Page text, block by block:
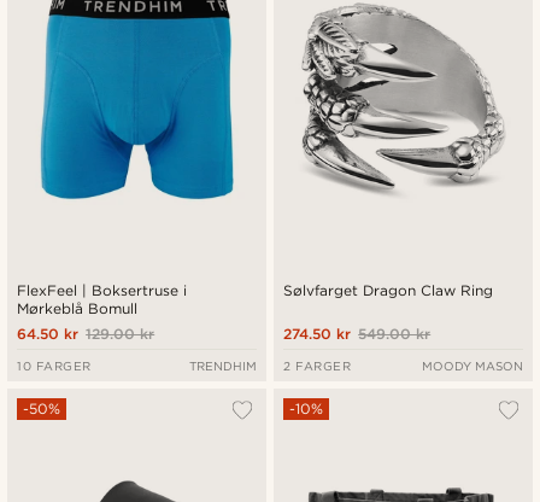
FlexFeel | Boksertruse i
Mørkeblå Bomull
129.00 kr
64.50 kr
10 FARGER TRENDHIM
Sølvfarget Dragon Claw Ring
549.00 kr
274.50 kr
2 FARGER MOODY MASON
-50% -10%